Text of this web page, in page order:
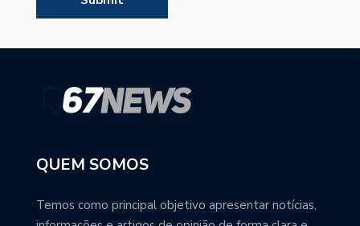
QUEM SOMOS
Temos como principal objetivo apresentar notícias,